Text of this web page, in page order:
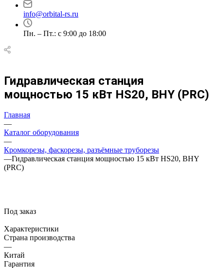
info@orbital-rs.ru
Пн. – Пт.: с 9:00 до 18:00
Гидравлическая станция
мощностью 15 кВт HS20, BHY (PRC)
Главная
—
Каталог оборудования
—
Кромкорезы, фаскорезы, разъёмные труборезы
—Гидравлическая станция мощностью 15 кВт HS20, BHY
(PRC)
Под заказ
Характеристики
Страна производства
—
Китай
Гарантия